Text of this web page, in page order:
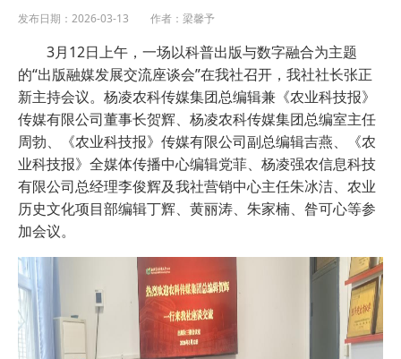
发布日期：2026-03-13 作者：梁馨予
3月12日上午，一场以科普出版与数字融合为主题
的“出版融媒发展交流座谈会”在我社召开，我社社长张正
新主持会议。杨凌农科传媒集团总编辑兼《农业科技报》
传媒有限公司董事长贺辉、杨凌农科传媒集团总编室主任
周勃、《农业科技报》传媒有限公司副总编辑吉燕、《农
业科技报》全媒体传播中心编辑党菲、杨凌强农信息科技
有限公司总经理李俊辉及我社营销中心主任朱冰洁、农业
历史文化项目部编辑丁辉、黄丽涛、朱家楠、昝可心等参
加会议。